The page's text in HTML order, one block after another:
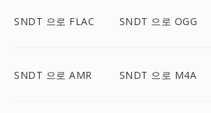
SNDT 으로 FLAC SNDT 으로 OGG
SNDT 으로 AMR SNDT 으로 M4A